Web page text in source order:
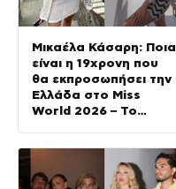
Μικαέλα Κάσαρη: Ποια
είναι η 19χρονη που
θα εκπροσωπήσει την
Ελλάδα στο Miss
World 2026 – Το